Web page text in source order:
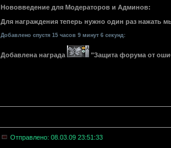
Нововведение для Модераторов и Админов:
Для награждения теперь нужно один раз нажать
Добавлено спустя 15 часов 9 минут 6 секунд:
Добавлена награда "Защита форума от
Отправлено: 08.03.09 23:51:33